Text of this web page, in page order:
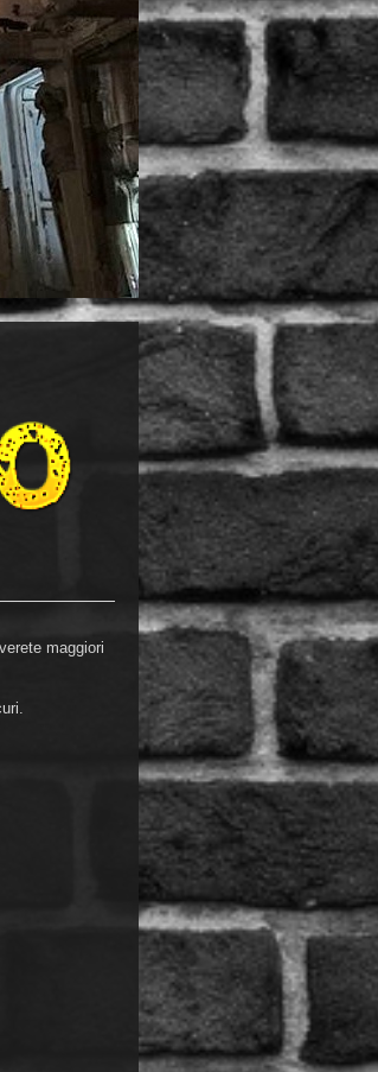
maggiori